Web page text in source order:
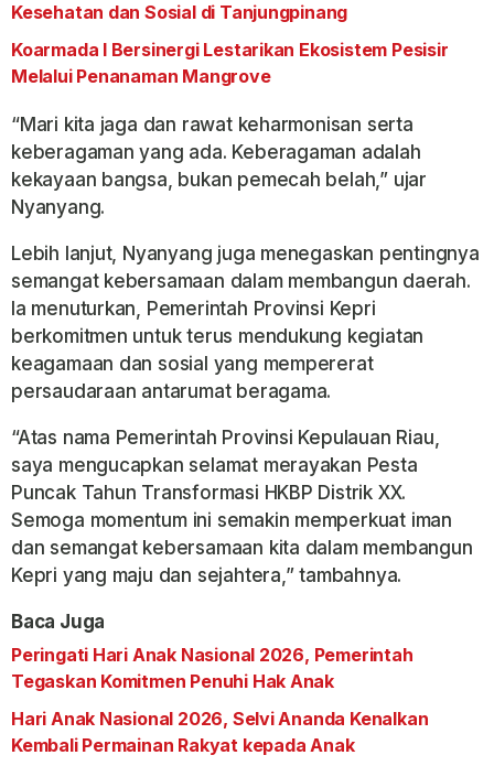
Kesehatan dan Sosial di Tanjungpinang
Koarmada I Bersinergi Lestarikan Ekosistem Pesisir
Melalui Penanaman Mangrove
“Mari kita jaga dan rawat keharmonisan serta
keberagaman yang ada. Keberagaman adalah
kekayaan bangsa, bukan pemecah belah,” ujar
Nyanyang.
Lebih lanjut, Nyanyang juga menegaskan pentingnya
semangat kebersamaan dalam membangun daerah.
Ia menuturkan, Pemerintah Provinsi Kepri
berkomitmen untuk terus mendukung kegiatan
keagamaan dan sosial yang mempererat
persaudaraan antarumat beragama.
“Atas nama Pemerintah Provinsi Kepulauan Riau,
saya mengucapkan selamat merayakan Pesta
Puncak Tahun Transformasi HKBP Distrik XX.
Semoga momentum ini semakin memperkuat iman
dan semangat kebersamaan kita dalam membangun
Kepri yang maju dan sejahtera,” tambahnya.
Baca Juga
Peringati Hari Anak Nasional 2026, Pemerintah
Tegaskan Komitmen Penuhi Hak Anak
Hari Anak Nasional 2026, Selvi Ananda Kenalkan
Kembali Permainan Rakyat kepada Anak